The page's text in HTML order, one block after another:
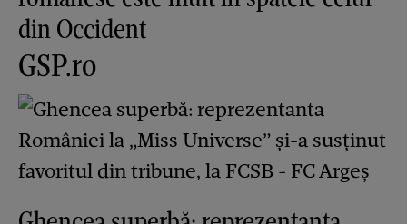
din Occident
GSP.ro